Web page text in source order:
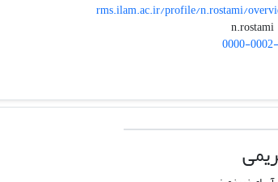
rms.ilam.ac.ir/profile/n.rostami/
0000-